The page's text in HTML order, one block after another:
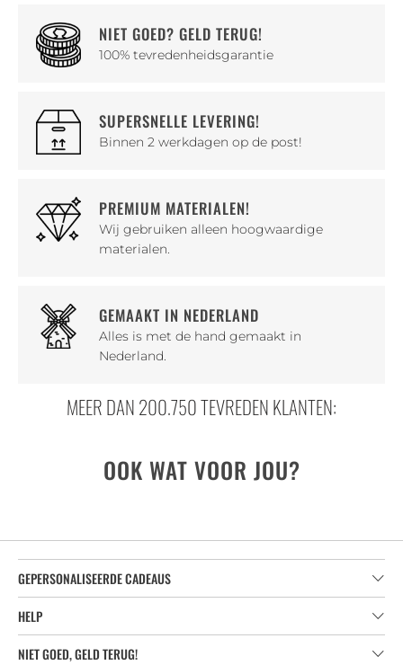
NIET GOED? GELD TERUG!
100% tevredenheidsgarantie
SUPERSNELLE LEVERING!
Binnen 2 werkdagen op de post!
PREMIUM MATERIALEN!
Wij gebruiken alleen hoogwaardige
materialen.
GEMAAKT IN NEDERLAND
Alles is met de hand gemaakt in
Nederland.
MEER DAN 200.750 TEVREDEN KLANTEN:
OOK WAT VOOR JOU?
GEPERSONALISEERDE CADEAUS
HELP
NIET GOED, GELD TERUG!